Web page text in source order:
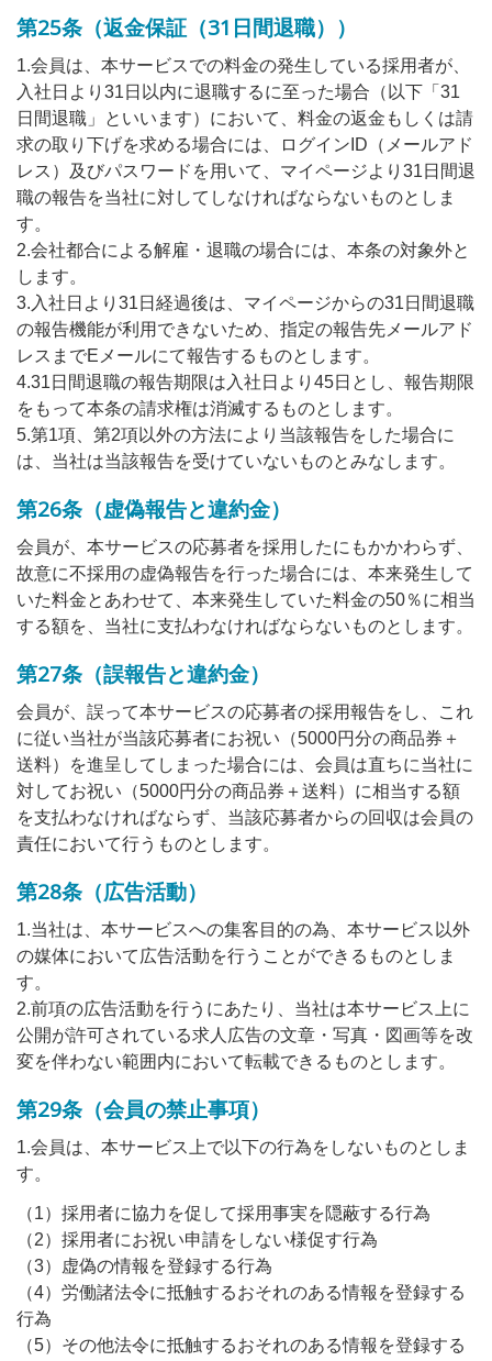
第25条（返金保証（31日間退職））
1.会員は、本サービスでの料金の発生している採用者が、
入社日より31日以内に退職するに至った場合（以下「31
日間退職」といいます）において、料金の返金もしくは請
求の取り下げを求める場合には、ログインID（メールアド
レス）及びパスワードを用いて、マイページより31日間退
職の報告を当社に対してしなければならないものとしま
す。
2.会社都合による解雇・退職の場合には、本条の対象外と
します。
3.入社日より31日経過後は、マイページからの31日間退職
の報告機能が利用できないため、指定の報告先メールアド
レスまでEメールにて報告するものとします。
4.31日間退職の報告期限は入社日より45日とし、報告期限
をもって本条の請求権は消滅するものとします。
5.第1項、第2項以外の方法により当該報告をした場合に
は、当社は当該報告を受けていないものとみなします。
第26条（虚偽報告と違約金）
会員が、本サービスの応募者を採用したにもかかわらず、
故意に不採用の虚偽報告を行った場合には、本来発生して
いた料金とあわせて、本来発生していた料金の50％に相当
する額を、当社に支払わなければならないものとします。
第27条（誤報告と違約金）
会員が、誤って本サービスの応募者の採用報告をし、これ
に従い当社が当該応募者にお祝い（5000円分の商品券＋
送料）を進呈してしまった場合には、会員は直ちに当社に
対してお祝い（5000円分の商品券＋送料）に相当する額
を支払わなければならず、当該応募者からの回収は会員の
責任において行うものとします。
第28条（広告活動）
1.当社は、本サービスへの集客目的の為、本サービス以外
の媒体において広告活動を行うことができるものとしま
す。
2.前項の広告活動を行うにあたり、当社は本サービス上に
公開が許可されている求人広告の文章・写真・図画等を改
変を伴わない範囲内において転載できるものとします。
第29条（会員の禁止事項）
1.会員は、本サービス上で以下の行為をしないものとしま
す。
（1）採用者に協力を促して採用事実を隠蔽する行為
（2）採用者にお祝い申請をしない様促す行為
（3）虚偽の情報を登録する行為
（4）労働諸法令に抵触するおそれのある情報を登録する
行為
（5）その他法令に抵触するおそれのある情報を登録する